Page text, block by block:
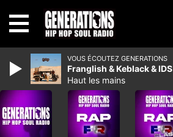
VOUS ÉCOUTEZ GENERATIONS
Franglish & Keblack & IDS
Haut les mains